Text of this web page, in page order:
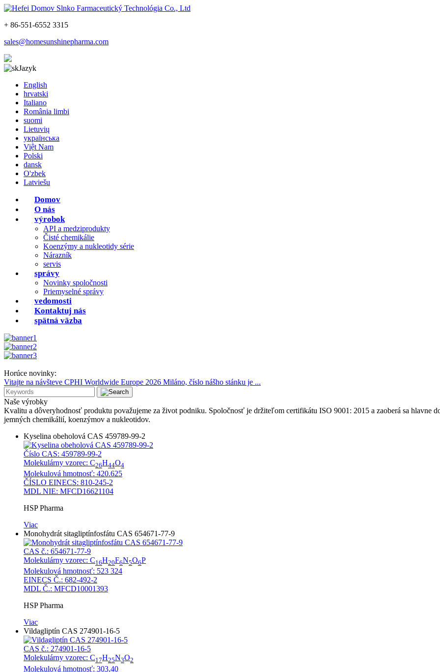
+ 86-551-6552 3315
sales@homesunshinepharma.com
Jazyk
English
hrvatski
Italiano
România limbi
suomi
Lietuvių
українська
Việt Nam
Polski
dansk
O'zbek
Latviešu
Domov
O nás
výrobok
API a medziprodukty
Čisté chemikálie
Koenzýmy a nukleotidy série
Nárazník
servis
správy
Novinky spoločnosti
Priemyselné správy
vedomosti
Kontaktuj nás
spätná väzba
Horúce novinky:
Vitajte na návšteve CPHI Worldwide Europe 2026 Miláno, číslo nášho stánku je ...
Naše výrobky
Kvalitu a dôveryhodnosť produktu považujeme za život podniku. Spoločnosť je držiteľom certifikátu ISO 9001: 2015 a zaoberá sa hlavne
jemných chemikálií, koenzýmov a nukleotidov.
Kyselina obeholová CAS 459789-99-2
Číslo CAS: 459789-99-2
Molekulárny vzorec: C26H44O4
Molekulová hmotnosť: 420.625
ČÍSLO EINECS: 810-245-2
MDL NIE: MFCD16621104
HSP Pharma
Viac
Monohydrát sitagliptínfosfátu CAS 654671-77-9
CAS č.: 654671-77-9
Molekulárny vzorec: C16H20F6N5O6P
Molekulová hmotnosť: 523 324
EINECS Č.: 682-492-2
MDL Č.: MFCD10001393
HSP Pharma
Viac
Vildagliptín CAS 274901-16-5
CAS č.: 274901-16-5
Molekulárny vzorec: C17H25N3O2
Molekulová hmotnosť: 303,40